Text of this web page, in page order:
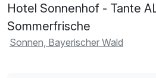
Hotel Sonnenhof - Tante
Sommerfrische
Sonnen, Bayerischer Wald